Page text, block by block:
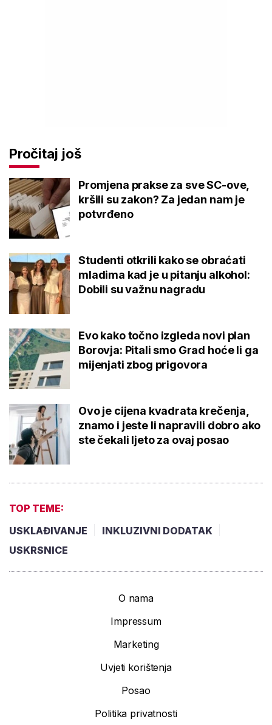
Pročitaj još
Promjena prakse za sve SC-ove,
kršili su zakon? Za jedan nam je
potvrđeno
Studenti otkrili kako se obraćati
mladima kad je u pitanju alkohol:
Dobili su važnu nagradu
Evo kako točno izgleda novi plan
Borovja: Pitali smo Grad hoće li ga
mijenjati zbog prigovora
Ovo je cijena kvadrata krečenja,
znamo i jeste li napravili dobro ako
ste čekali ljeto za ovaj posao
TOP TEME:
USKLAĐIVANJE
INKLUZIVNI DODATAK
USKRSNICE
O nama
Impressum
Marketing
Uvjeti korištenja
Posao
Politika privatnosti